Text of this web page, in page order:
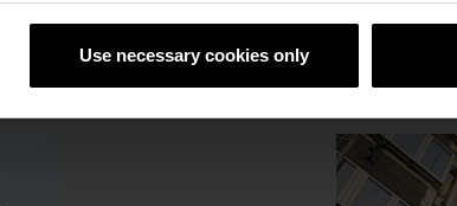
Use necessary cookies only
adresserer kompleksiteten og de mange hensyn som
som gjør det til en attraktiv løsning for både